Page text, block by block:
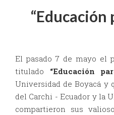
“Educación
El pasado 7 de mayo el
titulado “Educación
Universidad de Boyacá
del Carchi - Ecuador y la
compartieron sus